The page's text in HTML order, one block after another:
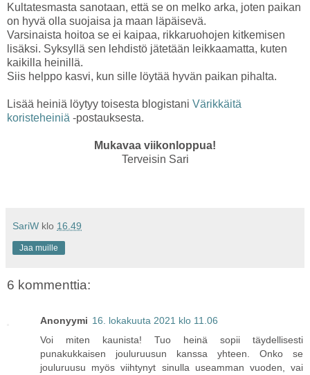
Kultatesmasta sanotaan, että se on melko arka, joten paikan
on hyvä olla suojaisa ja maan läpäisevä.
Varsinaista hoitoa se ei kaipaa, rikkaruohojen kitkemisen
lisäksi. Syksyllä sen lehdistö jätetään leikkaamatta, kuten
kaikilla heinillä.
Siis helppo kasvi, kun sille löytää hyvän paikan pihalta.
Lisää heiniä löytyy toisesta blogistani Värikkäitä
koristeheiniä -postauksesta.
Mukavaa viikonloppua!
Terveisin Sari
SariW klo 16.49
Jaa muille
6 kommenttia:
Anonyymi 16. lokakuuta 2021 klo 11.06
Voi miten kaunista! Tuo heinä sopii täydellisesti
punakukkaisen jouluruusun kanssa yhteen. Onko se
jouluruusu myös viihtynyt sinulla useamman vuoden, vai